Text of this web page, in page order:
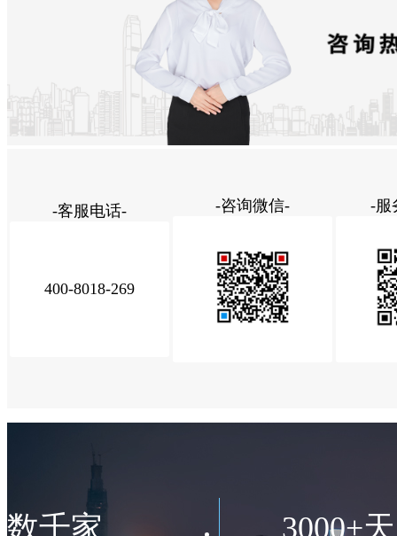
-客服电话-
400-8018-269
-咨询微信- -服
数千家 3000+天